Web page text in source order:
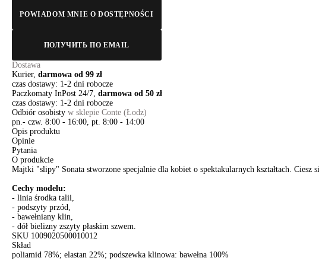
POWIADOM MNIE O DOSTĘPNOŚCI
ПОЛУЧИТЬ ПО EMAIL
Dostawa
Kurier, darmowa od 99 zł
czas dostawy: 1-2 dni robocze
Paczkomaty InPost 24/7, darmowa od 50 zł
czas dostawy: 1-2 dni robocze
Odbiór osobisty w sklepie Conte (Łodz)
pn.- czw. 8:00 - 16:00, pt. 8:00 - 14:00
Opis produktu
Opinie
Pytania
O produkcie
Majtki "slipy" Sonata stworzone specjalnie dla kobiet o spektakularnych kształtach.
Cechy modelu:
- linia środka talii,
- podszyty przód,
- bawełniany klin,
- dół bielizny zszyty płaskim szwem.
SKU 1009020500010012
Skład
poliamid 78%; elastan 22%; podszewka klinowa: bawełna 100%